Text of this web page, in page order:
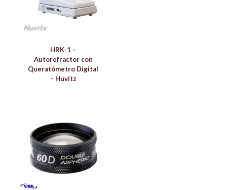
HRK-1 –
Autorefractor con
Queratómetro Digital
– Huvitz